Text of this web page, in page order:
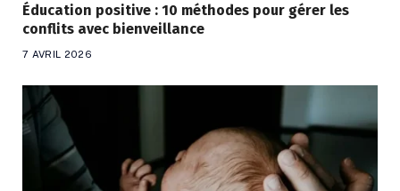
Éducation positive : 10 méthodes pour gérer les
conflits avec bienveillance
7 AVRIL 2026